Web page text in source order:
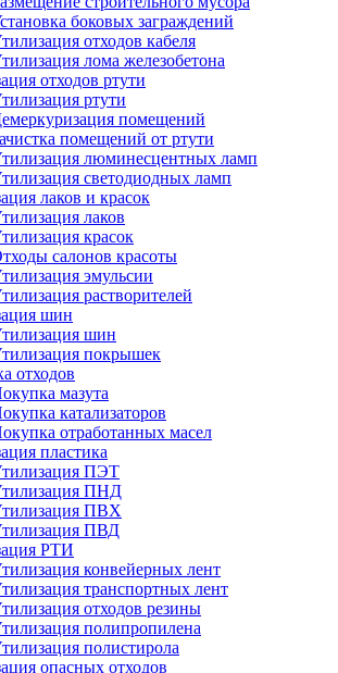
боковых заграждений
отходов кабеля
лома железобетона
отходов ртути
ртути
помещений
помещений от ртути
люминесцентных ламп
светодиодных ламп
лаков и красок
лаков
красок
салонов красоты
эмульсии
растворителей
шин
шин
покрышек
отходов
мазута
катализаторов
отработанных масел
пластика
ПЭТ
ПНД
ПВХ
ПВД
РТИ
конвейерных лент
транспортных лент
отходов резины
полипропилена
полистирола
опасных отходов